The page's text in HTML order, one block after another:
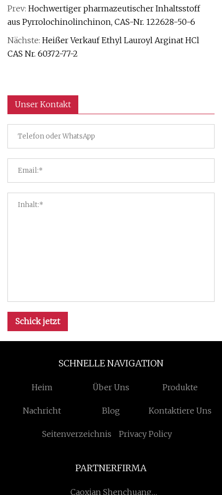
Prev: Hochwertiger pharmazeutischer Inhaltsstoff
aus Pyrrolochinolinchinon, CAS-Nr. 122628-50-6
Nächste: Heißer Verkauf Ethyl Lauroyl Arginat HCl
CAS Nr. 60372-77-2
Unser Kontakt
Schick jetzt
SCHNELLE NAVIGATION
Heim Über Uns Produkte
Nachricht Blog Kontaktiere Uns
Seitenverzeichnis Privacy Policy
PARTNERFIRMA
Caoxian Shenchuang